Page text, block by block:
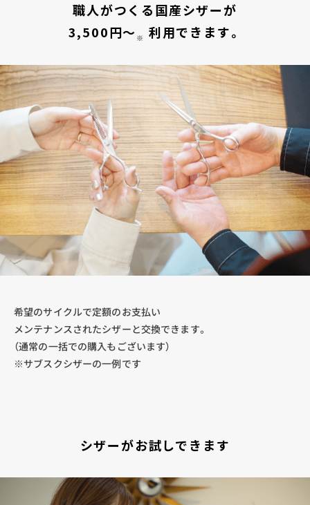
職人がつくる国産シザーが
3,500円〜 ※ 利用できます。
希望のサイクルで定額のお支払い
メンテナンスされたシザーと交換できます。
（通常の一括での購入もございます）
※サブスクシザーの一例です
シザーがお試しできます